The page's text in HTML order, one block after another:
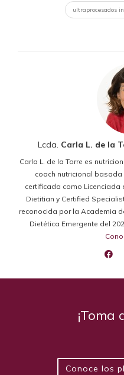
ultraprocesados
Lcda. Carla L. de la
Carla L. de la Torre es
coach nutricional basada
certificada como Licenciada
Dietitian y Certified
reconocida por la Academia
Dietética Emergente del
¡Toma
Conoce los